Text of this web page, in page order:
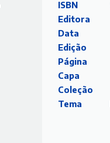
ISBN
Editora
Data
Edição
Página
Capa
Coleção
Tema